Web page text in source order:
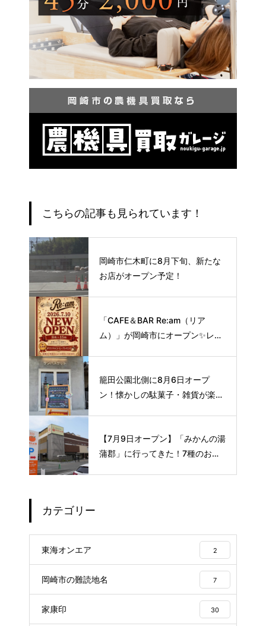
こちらの記事も見られています！
岡崎市仁木町に8月下旬、新たな
お店がオープン予定！
「CAFE＆BAR Re:am（リア
ム）」が岡崎市にオープン✨レト
籠田公園北側に8月6日オープ
ン！懐かしの駄菓子・雑貨が楽し
【7月9日オープン】「みかんの湯
蒲郡」に行ってきた！7種のお風
カテゴリー
東海オンエア 2
岡崎市の難読地名 7
家康印 30